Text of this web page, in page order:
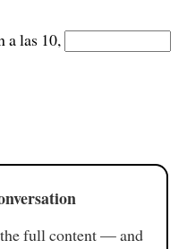
a las 10,
full content — and